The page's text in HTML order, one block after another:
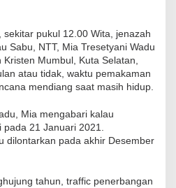
pukul 12.00 Wita, jenazah
Sabu, NTT, Mia Tresetyani Wadu
Mumbul, Kuta Selatan,
atau tidak, waktu pemakaman
mendiang saat masih hidup.
Mia mengabari kalau
pada 21 Januari 2021.
dilontarkan pada akhir Desember
tahun, traffic penerbangan